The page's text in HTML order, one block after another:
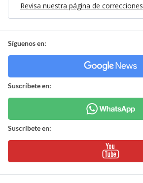
Revisa nuestra página de correcciones
Síguenos en:
Suscríbete en:
Suscríbete en: